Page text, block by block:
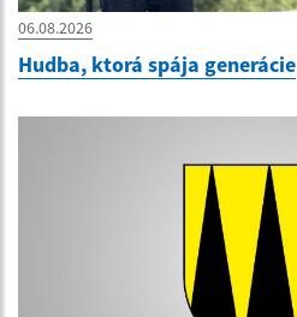
06.08.2026
Hudba, ktorá spája generácie